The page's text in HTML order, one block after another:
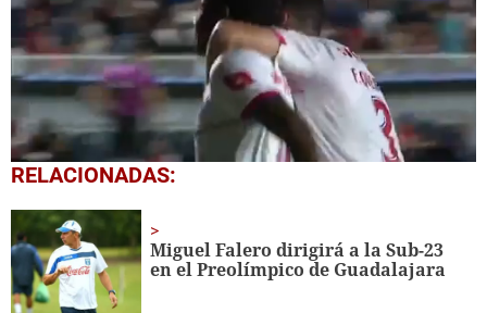
0
seconds
minute,
22
seconds
RELACIONADAS:
Miguel Falero dirigirá a la Sub-23
en el Preolímpico de Guadalajara